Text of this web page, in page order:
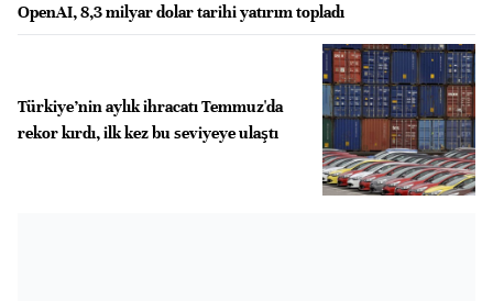
OpenAI, 8,3 milyar dolar tarihi yatırım topladı
Türkiye’nin aylık ihracatı Temmuz'da
rekor kırdı, ilk kez bu seviyeye ulaştı